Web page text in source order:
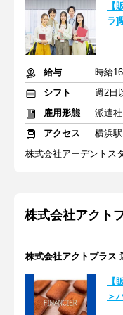
【
ラ]
給与
時給
シフト
週2日
雇用形態
派遣社
アクセス
横浜
株式会社アーデントス
株式会社アクト
株式会社アクトプラス
＞